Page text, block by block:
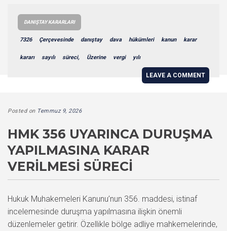
DANIŞTAY KARARLARI
7326 Çerçevesinde danıştay dava hükümleri kanun karar
kararı sayılı süreci, Üzerine vergi yılı
LEAVE A COMMENT
Posted on Temmuz 9, 2026
HMK 356 UYARINCA DURUŞMA
YAPILMASINA KARAR
VERILMESI SÜRECI
Hukuk Muhakemeleri Kanunu’nun 356. maddesi, istinaf
incelemesinde duruşma yapılmasına ilişkin önemli
düzenlemeler getirir. Özellikle bölge adliye mahkemelerinde,